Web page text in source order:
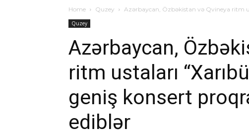
Home Quzey Azərbaycan, Özbəkistan və Qvineya ritm
Quzey
Azərbaycan,
ritm ustaları
geniş konsert
ediblər